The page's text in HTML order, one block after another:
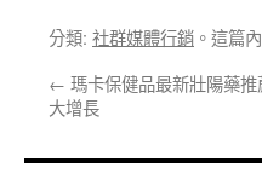
分類: 社群媒體行銷 。這篇
← 瑪卡保健品最新壯陽藥
大增長